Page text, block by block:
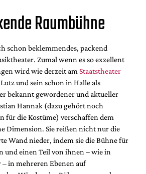
Raumbühne
schon beklemmendes, packend
Zumal wenn es so exzellent
wird wie derzeit am Staatstheater
und sein schon in Halle als
bekannt gewordener und aktueller
Hannak (dazu gehört noch
für die Kostüme) verschaffen dem
Dimension. Sie reißen nicht nur die
Wand nieder, indem sie die Bühne für
und einen Teil von ihnen – wie in
in mehreren Ebenen auf